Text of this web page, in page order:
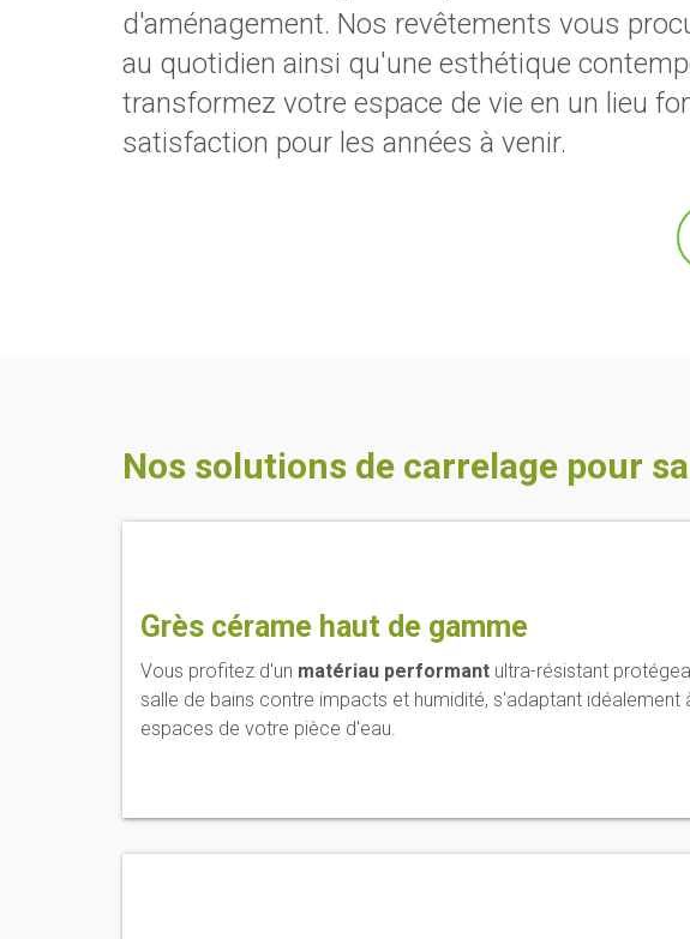
d'aménagement. Nos revêtements vous
au quotidien ainsi qu'une esthétique
transformez votre espace de vie en un lieu
satisfaction pour les années à venir.
Nos solutions de carrelage pour
Grès cérame haut de gamme
Vous profitez d'un matériau performant ultra-résistant
salle de bains contre impacts et humidité, s'adaptant idéalement
espaces de votre pièce d'eau.